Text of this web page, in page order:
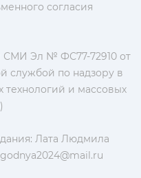
согласия
СМИ Эл № ФС77-72910 от
службой по надзору в
и массовых
Лата Людмила